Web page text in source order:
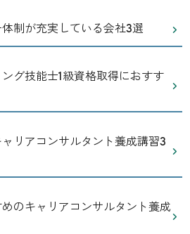
制が充実している会社3選
グ技能士1級資格取得におすす
リアコンサルタント養成講習3
のキャリアコンサルタント養成